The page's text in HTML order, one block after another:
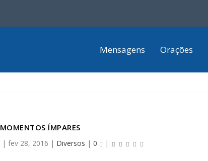
Mensagens Orações
MOMENTOS ÍMPARES
|fev 28, 2016 | Diversos |0 |